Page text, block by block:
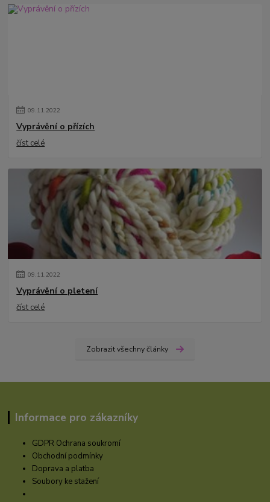
09.11.2022
Vyprávění o přízích
číst celé
09.11.2022
Vyprávění o pletení
číst celé
Zobrazit všechny články
Informace pro zákazníky
GDPR Ochrana soukromí
Obchodní podmínky
Doprava a platba
Soubory ke stažení